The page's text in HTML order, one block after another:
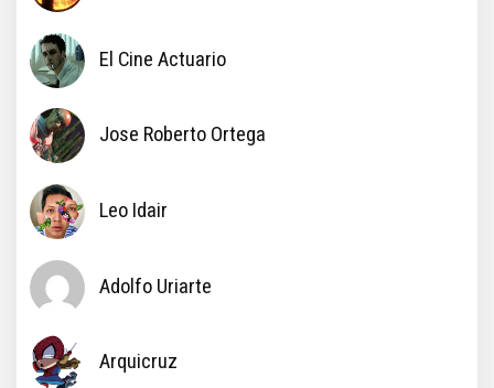
El Cine Actuario
Jose Roberto Ortega
Leo Idair
Adolfo Uriarte
Arquicruz